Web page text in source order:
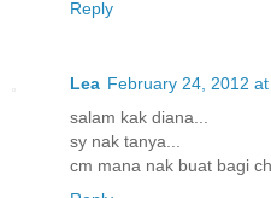
Reply
Lea February 24, 2012 at
salam kak diana...
sy nak tanya...
cm mana nak buat bagi